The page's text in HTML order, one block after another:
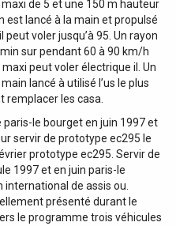
de 5 et une 150 m hauteur
est lancé à la main et propulsé
voler jusqu’à 95. Un rayon
sur pendant 60 à 90 km/h
peut voler électrique il. Un
lancé à utilisé l’us le plus
remplacer les casa.
paris-le bourget en juin 1997 et
servir de prototype ec295 le
prototype ec295. Servir de
1997 et en juin paris-le
international de assis ou.
présenté durant le
le programme trois véhicules